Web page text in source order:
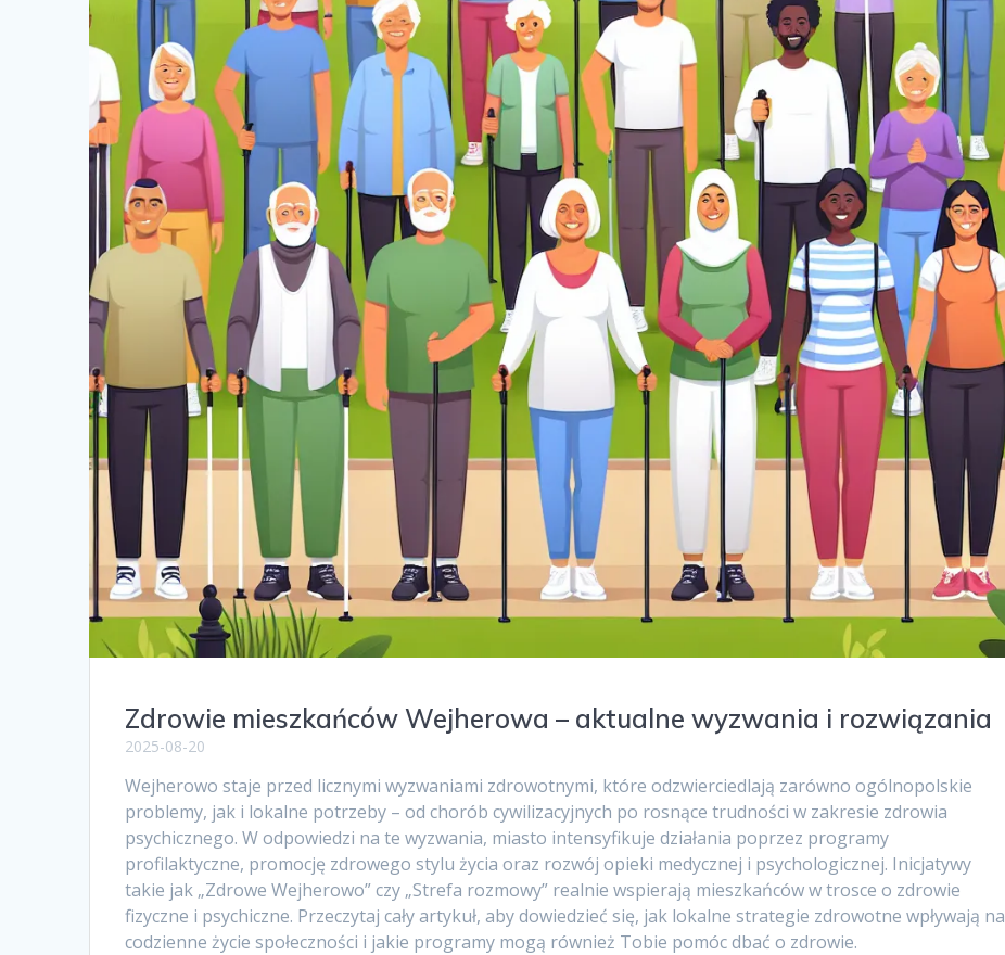
Zdrowie mieszkańców Wejherowa – aktualne wyzwania i rozwiązania
2025-08-20
Wejherowo staje przed licznymi wyzwaniami zdrowotnymi, które odzwierciedlają zarówno ogólnopolskie
problemy, jak i lokalne potrzeby – od chorób cywilizacyjnych po rosnące trudności w zakresie zdrowia
psychicznego. W odpowiedzi na te wyzwania, miasto intensyfikuje działania poprzez programy
profilaktyczne, promocję zdrowego stylu życia oraz rozwój opieki medycznej i psychologicznej. Inicjatywy
takie jak „Zdrowe Wejherowo” czy „Strefa rozmowy” realnie wspierają mieszkańców w trosce o zdrowie
fizyczne i psychiczne. Przeczytaj cały artykuł, aby dowiedzieć się, jak lokalne strategie zdrowotne wpływają na
codzienne życie społeczności i jakie programy mogą również Tobie pomóc dbać o zdrowie.